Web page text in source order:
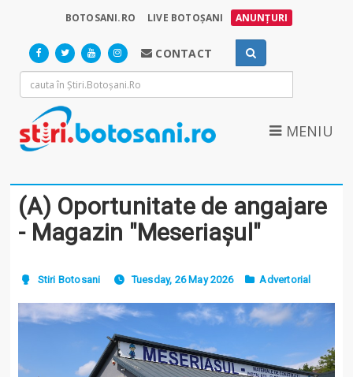
BOTOSANI.RO LIVE BOTOȘANI ANUNȚURI
CONTACT
MENIU
(A) Oportunitate de angajare
- Magazin "Meseriașul"
Stiri Botosani Tuesday, 26 May 2026 Advertorial